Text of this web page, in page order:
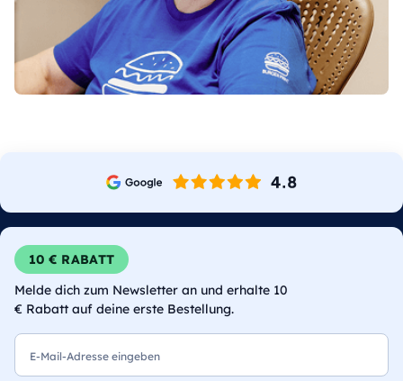
10 € RABATT
Melde dich zum Newsletter an und erhalte 10
€ Rabatt auf deine erste Bestellung.